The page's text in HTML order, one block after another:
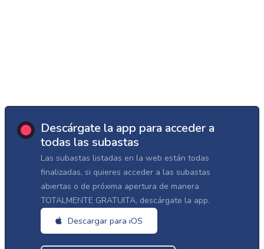
Descárgate la app para acceder a
todas las subastas
Las subastas listadas en la web están todas
finalizadas, si quieres acceder a las subastas
abiertas o de próxima apertura de manera
TOTALMENTE GRATUITA, descárgate la app.
Descargar para iOS